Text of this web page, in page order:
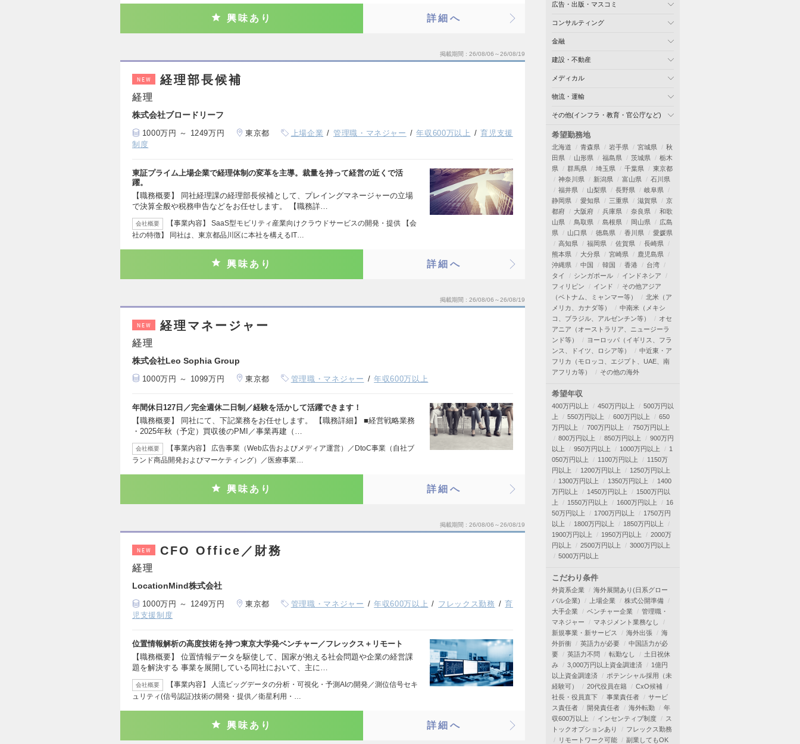
興味あり 詳細へ
掲載期間 26/08/06～26/08/19
NEW 経理部長候補
経理
株式会社ブロードリーフ
1000万円 ～ 1249万円 東京都 上場企業 管理職・マネジャー 年収600万以上
育児支援
制度
東証プライム上場企業で経理体制の変革を主導。裁量を持って経営の近くで活
躍。
【職務概要】 同社経理課の経理部長候補として、プレイングマネージャーの立場
で決算全般や税務申告などをお任せします。 【職務詳…
会社概要
【事業内容】 SaaS型モビリティ産業向けクラウドサービスの開発・提供 【会
社の特徴】 同社は、東京都品川区に本社を構えるIT…
興味あり 詳細へ
掲載期間 26/08/06～26/08/19
NEW 経理マネージャー
経理
株式会社Leo Sophia Group
1000万円 ～ 1099万円 東京都 管理職・マネジャー 年収600万以上
年間休日127日／完全週休二日制／経験を活かして活躍できます！
【職務概要】 同社にて、下記業務をお任せします。 【職務詳細】 ■経営戦略業務
・2025年秋（予定）買収後のPMI／事業再建（…
会社概要
【事業内容】 広告事業（Web広告およびメディア運営）／DtoC事業（自社ブ
ランド商品開発およびマーケティング）／医療事業…
興味あり 詳細へ
掲載期間 26/08/06～26/08/19
NEW CFO Office／財務
経理
LocationMind株式会社
1000万円 ～ 1249万円 東京都 管理職・マネジャー 年収600万以上 フレックス勤務
育
児支援制度
位置情報解析の高度技術を持つ東京大学発ベンチャー／フレックス＋リモート
【職務概要】 位置情報データを駆使して、国家が抱える社会問題や企業の経営課
題を解決する 事業を展開している同社において、主に…
会社概要
【事業内容】 人流ビッグデータの分析・可視化・予測AIの開発／測位信号セキ
ュリティ(信号認証)技術の開発・提供／衛星利用・…
興味あり 詳細へ
広告・出版・マスコミ
コンサルティング
金融
建設・不動産
メディカル
物流・運輸
その他(インフラ・教育・官公庁など)
希望勤務地
北海道 青森県 岩手県 宮城県
秋
田県
山形県 福島県 茨城県
栃木
県
群馬県 埼玉県 千葉県
東京都
神奈川県
新潟県 富山県
石川県
福井県
山梨県 長野県
岐阜県
静岡県
愛知県 三重県 滋賀県
京
都府
大阪府 兵庫県 奈良県
和歌
山県
鳥取県 島根県 岡山県
広島
県
山口県 徳島県 香川県
愛媛県
高知県
福岡県 佐賀県
長崎県
熊本県
大分県 宮崎県
鹿児島県
沖縄県
中国 韓国 香港
台湾
タイ
シンガポール
インドネシア
フィリピン
インド
その他アジア
（ベトナム、ミャンマー等）
北米（ア
メリカ、カナダ等）
中南米（メキシ
コ、ブラジル、アルゼンチン等）
オセ
アニア（オーストラリア、ニュージーラ
ンド等）
ヨーロッパ（イギリス、フラ
ンス、ドイツ、ロシア等）
中近東・ア
フリカ（モロッコ、エジプト、UAE、南
アフリカ等）
その他の海外
希望年収
400万円以上 450万円以上
500万円以
上
550万円以上 600万円以上
650
万円以上
700万円以上
750万円以上
800万円以上
850万円以上
900万円
以上
950万円以上 1000万円以上
1
050万円以上
1100万円以上
1150万
円以上
1200万円以上
1250万円以上
1300万円以上
1350万円以上
1400
万円以上
1450万円以上
1500万円以
上
1550万円以上 1600万円以上
16
50万円以上
1700万円以上
1750万円
以上
1800万円以上
1850万円以上
1900万円以上
1950万円以上
2000万
円以上
2500万円以上
3000万円以上
5000万円以上
こだわり条件
外資系企業
海外展開あり(日系グロー
バル企業)
上場企業
株式公開準備
大手企業
ベンチャー企業
管理職・
マネジャー
マネジメント業務なし
新規事業・新サービス
海外出張
海
外折衝
英語力が必要
中国語力が必
要
英語力不問 転勤なし
土日祝休
み
3,000万円以上資金調達済
1億円
以上資金調達済
ポテンシャル採用（未
経験可）
20代役員在籍
CxO候補
社長・役員直下
事業責任者
サービ
ス責任者
開発責任者 海外転勤
年
収600万以上
インセンティブ制度
ス
トックオプションあり
フレックス勤務
リモートワーク可能
副業してもOK